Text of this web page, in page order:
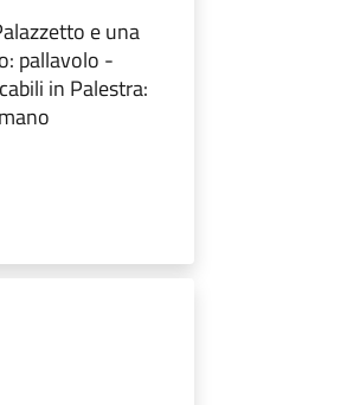
e una
pallavolo -
in Palestra: